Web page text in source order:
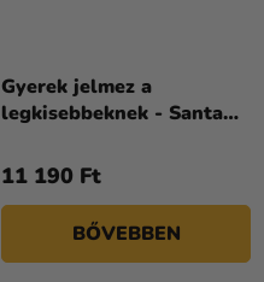
Gyerek jelmez a
legkisebbeknek - Santa
11 190 Ft
BŐVEBBEN